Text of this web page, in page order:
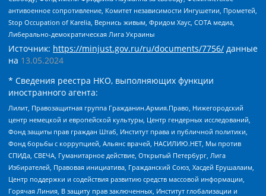
антивоенное сопротивление, Комитет независимости Ингушетии, Прометей,
Stop Occupation of Karelia, Вернись живым, Фридом Хаус, СОТА медиа,
Либерально-демократическая Лига Украины
Источник: https://minjust.gov.ru/ru/documents/7756/ данные
на 13.05.2024
* Сведения реестра НКО, выполняющих функции
иностранного агента:
Лилит, Правозащитная группа Гражданин.Армия.Право, Нижегородский
центр немецкой и европейской культуры, Центр гендерных исследований,
Фонд защиты прав граждан Штаб, Институт права и публичной политики,
Фонд борьбы с коррупцией, Альянс врачей, НАСИЛИЮ.НЕТ, Мы против
СПИДа, СВЕЧА, Гуманитарное действие, Открытый Петербург, Лига
Избирателей, Правовая инициатива, Гражданский Союз, Хасдей Ерушалаим,
Центр поддержки и содействия развитию средств массовой информации,
Горячая Линия, В защиту прав заключенных, Институт глобализации и